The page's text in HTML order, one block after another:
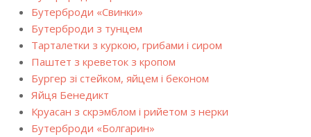
Бутерброди «Свинки»
Бутерброди з тунцем
Тарталетки з куркою, грибами і сиром
Паштет з креветок з кропом
Бургер зі стейком, яйцем і беконом
Яйця Бенедикт
Круасан з скрэмблом і рийетом з нерки
Бутерброди «Болгарин»